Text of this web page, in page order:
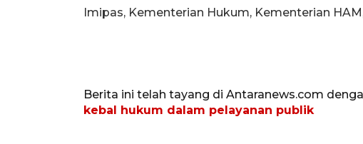
Imipas, Kementerian Hukum, Kementerian
Berita ini telah tayang di Antaranews.com
kebal hukum dalam pelayanan publik